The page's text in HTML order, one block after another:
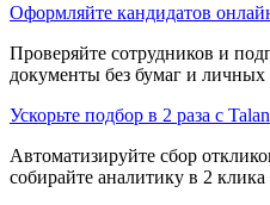
Оформляйте кандидатов
Проверяйте сотрудников и
документы без бумаг и личных
Ускорьте подбор в 2 раза с
Автоматизируйте сбор
собирайте аналитику в 2 клика